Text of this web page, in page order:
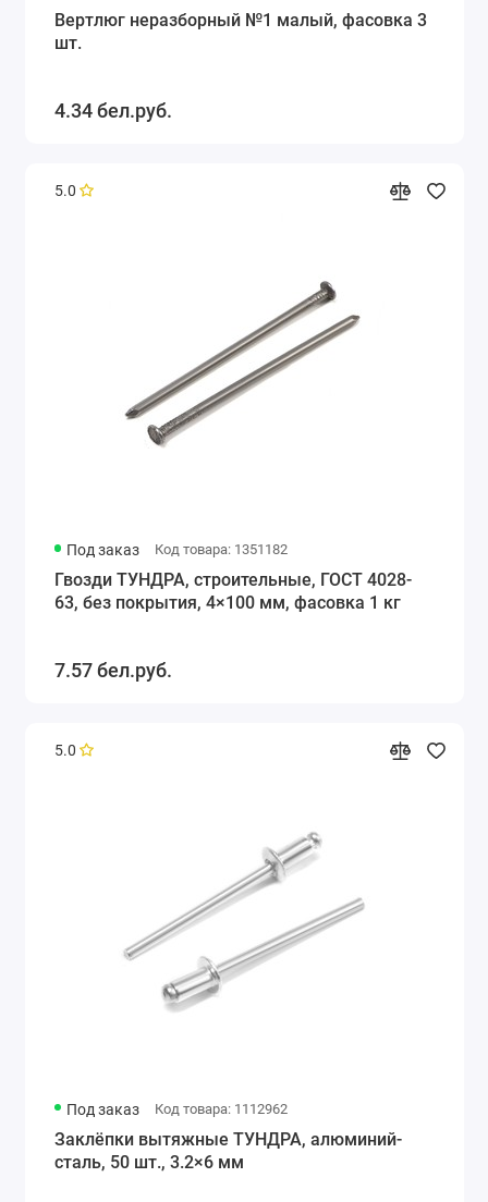
Вертлюг неразборный №1 малый, фасовка 3
шт.
4.34 бел.руб.
5.0
Под заказ Код товара: 1351182
Гвозди ТУНДРА, строительные, ГОСТ 4028-
63, без покрытия, 4×100 мм, фасовка 1 кг
7.57 бел.руб.
5.0
Под заказ Код товара: 1112962
Заклёпки вытяжные ТУНДРА, алюминий-
сталь, 50 шт., 3.2×6 мм